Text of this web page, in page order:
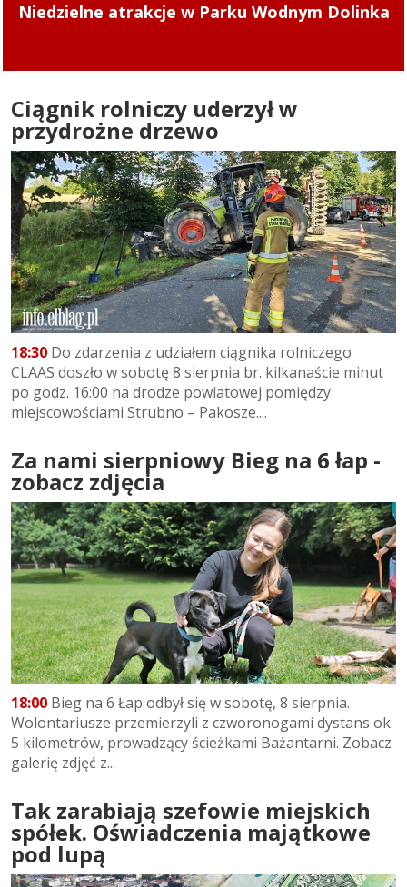
Powstanie nowa ścieżka pieszo-rowerowa
Ciągnik rolniczy uderzył w
przydrożne drzewo
18:30 Do zdarzenia z udziałem ciągnika rolniczego
CLAAS doszło w sobotę 8 sierpnia br. kilkanaście minut
po godz. 16:00 na drodze powiatowej pomiędzy
miejscowościami Strubno – Pakosze....
Za nami sierpniowy Bieg na 6 łap -
zobacz zdjęcia
18:00 Bieg na 6 Łap odbył się w sobotę, 8 sierpnia.
Wolontariusze przemierzyli z czworonogami dystans ok.
5 kilometrów, prowadzący ścieżkami Bażantarni. Zobacz
galerię zdjęć z...
Tak zarabiają szefowie miejskich
spółek. Oświadczenia majątkowe
pod lupą